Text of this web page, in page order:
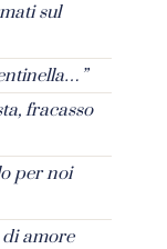
sul
fracasso
per noi
amore